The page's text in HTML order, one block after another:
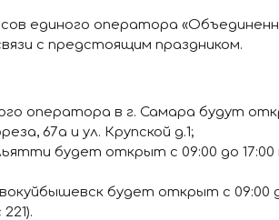
единого оператора
с предстоящим праздником.
оператора в г. Самара будут
67а и ул. Крупской д.1;
будет открыт с 09:00 до 17:00
будет открыт с 09:00